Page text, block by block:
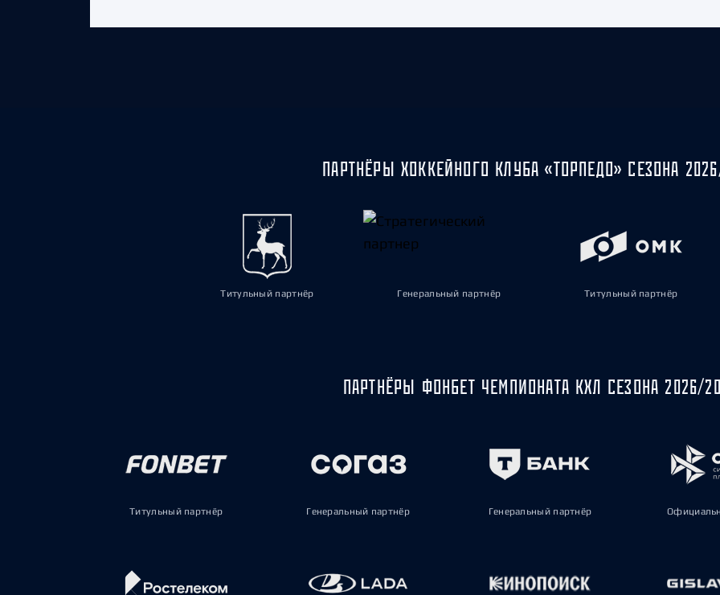
ПАРТНЁРЫ ХОККЕЙНОГО КЛУБА «ТОРПЕДО» СЕЗОНА
Титульный партнёр Генеральный партнёр Титульный партнёр
ПАРТНЁРЫ ФОНБЕТ ЧЕМПИОНАТА КХЛ СЕЗОНА 2026/
Титульный партнёр Генеральный партнёр Генеральный партнёр